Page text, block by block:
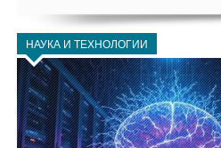
НАУКА И ТЕХНОЛОГИИ